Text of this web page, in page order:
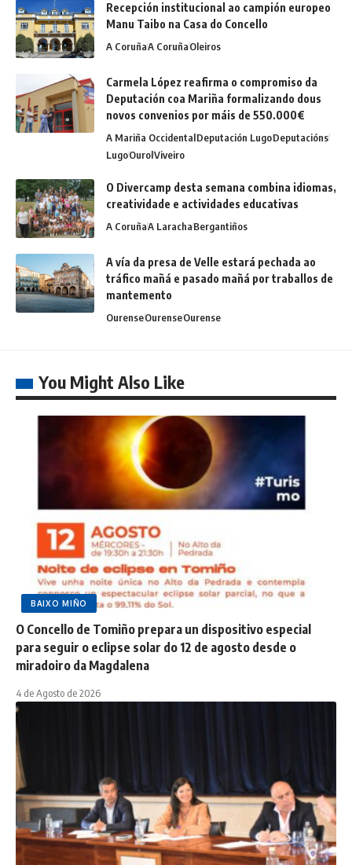
Recepción institucional ao campión europeo
Manu Taibo na Casa do Concello
A CoruñaA CoruñaOleiros
Carmela López reafirma o compromiso da
Deputación coa Mariña formalizando dous
novos convenios por máis de 550.000€
A Mariña OccidentalDeputación LugoDeputacións
LugoOurolViveiro
O Divercamp desta semana combina idiomas,
creatividade e actividades educativas
A CoruñaA LarachaBergantiños
A vía da presa de Velle estará pechada ao
tráfico mañá e pasado mañá por traballos de
mantemento
OurenseOurenseOurense
You Might Also Like
BAIXO MIÑO
O Concello de Tomiño prepara un dispositivo especial
para seguir o eclipse solar do 12 de agosto desde o
miradoiro da Magdalena
4 de Agosto de 2026